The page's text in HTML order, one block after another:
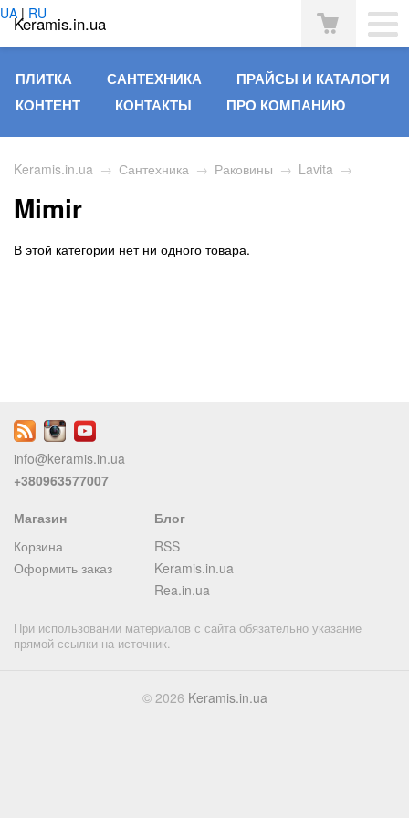
Keramis.in.ua
UA | RU
ПЛИТКА САНТЕХНИКА
ПРАЙСЫ И КАТАЛОГИ
КОНТЕНТ
КОНТАКТЫ ПРО КОМПАНИЮ
Keramis.in.ua → Сантехника → Раковины → Lavita →
Mimir
В этой категории нет ни одного товара.
info@keramis.in.ua
+380963577007
Магазин
Корзина
Оформить заказ
Блог
RSS
Keramis.in.ua
Rea.in.ua
При использовании материалов с сайта обязательно указание
прямой ссылки на источник.
© 2026 Keramis.in.ua